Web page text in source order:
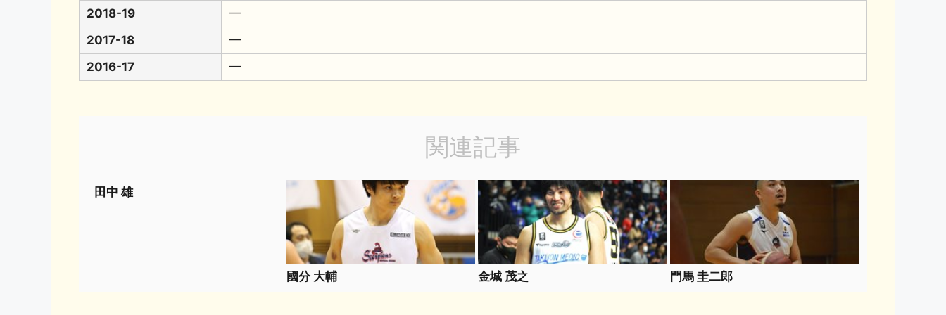
2018-19
━
2017-18
━
2016-17
━
関連記事
田中 雄
國分 大輔 金城 茂之 門馬 圭二郎